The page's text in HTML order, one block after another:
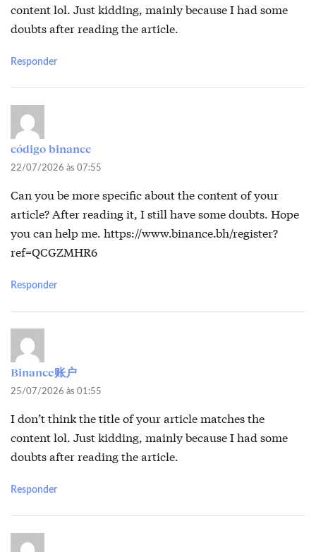
content lol. Just kidding, mainly because I had some
doubts after reading the article.
Responder
código binance
22/07/2026 às 07:55
Can you be more specific about the content of your
article? After reading it, I still have some doubts. Hope
you can help me. https://www.binance.bh/register?
ref=QCGZMHR6
Responder
Binance账户
25/07/2026 às 01:55
I don’t think the title of your article matches the
content lol. Just kidding, mainly because I had some
doubts after reading the article.
Responder